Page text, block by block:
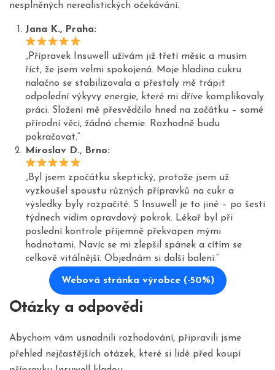
nesplněných nerealistických očekávání.
Jana K., Praha:
„Přípravek Insuwell užívám již třetí měsíc a musím
říct, že jsem velmi spokojená. Moje hladina cukru
nalačno se stabilizovala a přestaly mě trápit
odpolední výkyvy energie, které mi dříve komplikovaly
práci. Složení mě přesvědčilo hned na začátku – samé
přírodní věci, žádná chemie. Rozhodně budu
pokračovat.“
Miroslav D., Brno:
„Byl jsem zpočátku skeptický, protože jsem už
vyzkoušel spoustu různých přípravků na cukr a
výsledky byly rozpačité. S Insuwell je to jiné – po šesti
týdnech vidím opravdový pokrok. Lékař byl při
poslední kontrole příjemně překvapen mými
hodnotami. Navíc se mi zlepšil spánek a cítím se
celkově vitálnější. Objednám si další balení.“
Webová stránka výrobce (-50%)
Otázky a odpovědi
Abychom vám usnadnili rozhodování, připravili jsme
přehled nejčastějších otázek, které si lidé před koupí